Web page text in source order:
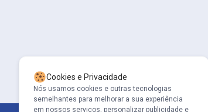
Cookies e Privacidade
Nós usamos cookies e outras tecnologias
semelhantes para melhorar a sua experiência
em nossos serviços, personalizar publicidade e